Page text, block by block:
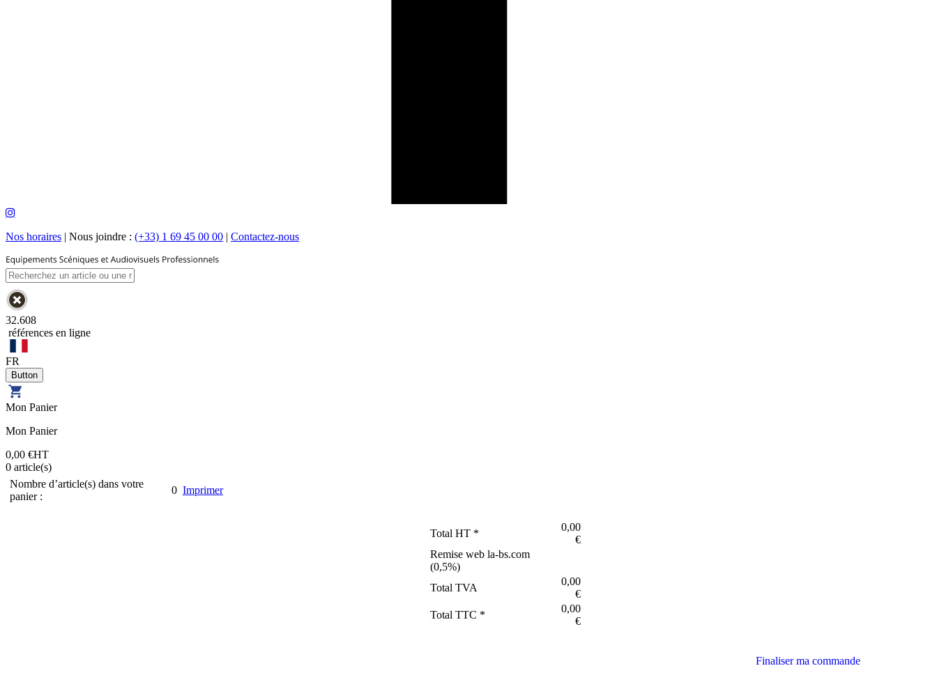
Nos horaires | Nous joindre : (+33) 1 69 45 00 00 | Contactez-nous
32.608
références en ligne
FR
Mon Panier
Mon Panier
0,00 €HT
0 article(s)
Nombre d’article(s) dans votre
panier :
0 Imprimer
Total HT *
0,00
€
Remise web la-bs.com
(0,5%)
Total TVA
0,00
€
Total TTC *
0,00
€
Finaliser ma commande